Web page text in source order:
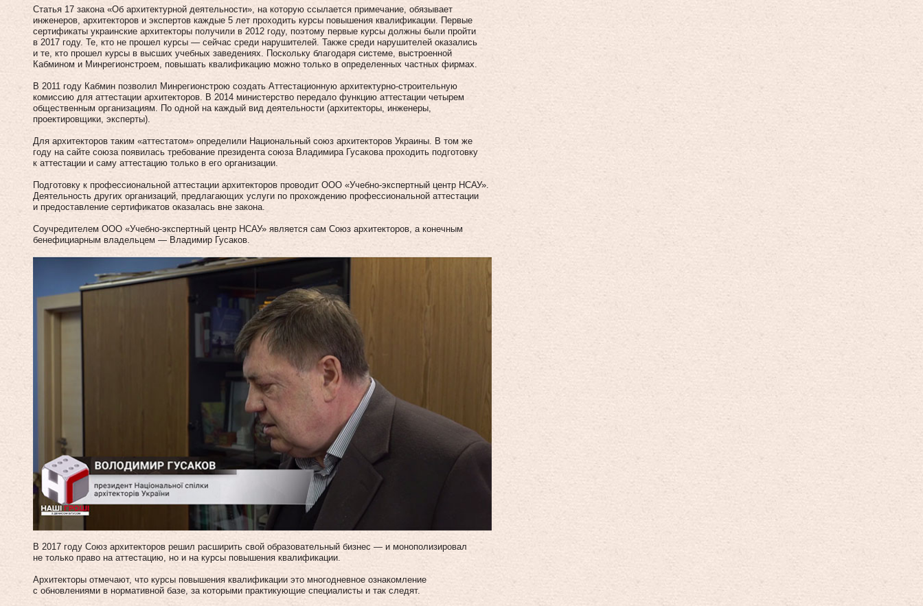
Статья 17 закона «Об архитектурной деятельности», на которую ссылается примечание, обязывает
инженеров, архитекторов и экспертов каждые 5 лет проходить курсы повышения квалификации. Первые
сертификаты украинские архитекторы получили в 2012 году, поэтому первые курсы должны были пройти
в 2017 году. Те, кто не прошел курсы — сейчас среди нарушителей. Также среди нарушителей оказались
и те, кто прошел курсы в высших учебных заведениях. Поскольку благодаря системе, выстроенной
Кабмином и Минрегионстроем, повышать квалификацию можно только в определенных частных фирмах.
В 2011 году Кабмин позволил Минрегионстрою создать Аттестационную архитектурно-строительную
комиссию для аттестации архитекторов. В 2014 министерство передало функцию аттестации четырем
общественным организациям. По одной на каждый вид деятельности (архитекторы, инженеры,
проектировщики, эксперты).
Для архитекторов таким «аттестатом» определили Национальный союз архитекторов Украины. В том же
году на сайте союза появилась требование президента союза Владимира Гусакова проходить подготовку
к аттестации и саму аттестацию только в его организации.
Подготовку к профессиональной аттестации архитекторов проводит ООО «Учебно-экспертный центр НСАУ».
Деятельность других организаций, предлагающих услуги по прохождению профессиональной аттестации
и предоставление сертификатов оказалась вне закона.
Соучредителем ООО «Учебно-экспертный центр НСАУ» является сам Союз архитекторов, а конечным
бенефициарным владельцем — Владимир Гусаков.
В 2017 году Союз архитекторов решил расширить свой образовательный бизнес — и монополизировал
не только право на аттестацию, но и на курсы повышения квалификации.
Архитекторы отмечают, что курсы повышения квалификации это многодневное ознакомление
с обновлениями в нормативной базе, за которыми практикующие специалисты и так следят.